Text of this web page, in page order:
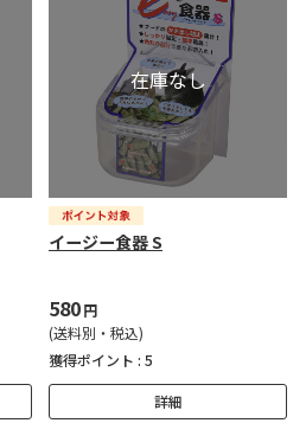
イージー食器 S
580円
(送料別・税込)
獲得ポイント : 5
詳細